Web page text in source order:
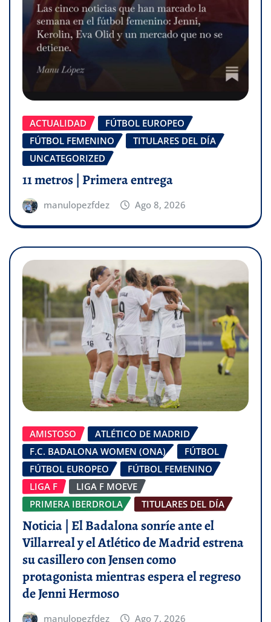
ACTUALIDAD
FÚTBOL EUROPEO
FÚTBOL FEMENINO
TITULARES DEL DÍA
UNCATEGORIZED
11 metros | Primera entrega
manulopezfdez Ago 8, 2026
AMISTOSO
ATLÉTICO DE MADRID
F.C. BADALONA WOMEN (ONA)
FÚTBOL
FÚTBOL EUROPEO
FÚTBOL FEMENINO
LIGA F
LIGA F MOEVE
PRIMERA IBERDROLA
TITULARES DEL DÍA
Noticia | El Badalona sonríe ante el
Villarreal y el Atlético de Madrid estrena
su casillero con Jensen como
protagonista mientras espera el regreso
de Jenni Hermoso
manulopezfdez Ago 7, 2026